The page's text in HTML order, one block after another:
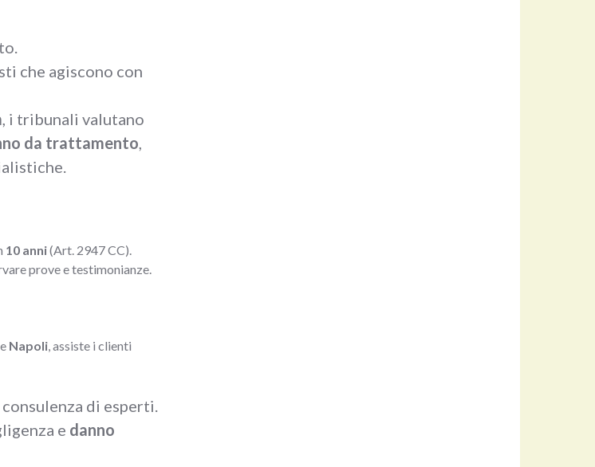
che agiscono con
, i tribunali valutano
da trattamento,
10 anni(Art. 2947 CC).
prove e testimonianze.
e Napoli, assiste i clienti
consulenza di esperti.
e danno